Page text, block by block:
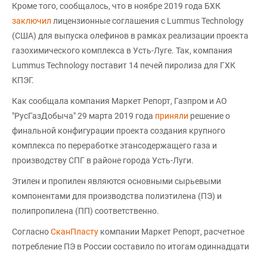
Кроме того, сообщалось, что в ноябре 2019 года БХК
заключил лицензионные соглашения с Lummus Technology
(США) для выпуска олефинов в рамках реализации проекта
газохимического комплекса в Усть-Луге. Так, компания
Lummus Technology поставит 14 печей пиролиза для ГХК
КПЭГ.
Как сообщала компания Маркет Репорт, Газпром и АО
"РусГазДобыча" 29 марта 2019 года приняли решение о
финальной конфигурации проекта создания крупного
комплекса по переработке этансодержащего газа и
производству СПГ в районе города Усть-Луги.
Этилен и пропилен являются основными сырьевыми
компонентами для производства полиэтилена (ПЭ) и
полипропилена (ПП) соответственно.
СогласноСканПласту компании Маркет Репорт, расчетное
потребление ПЭ в России составило по итогам одиннадцати